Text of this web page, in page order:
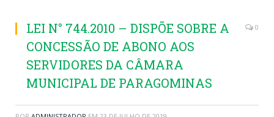
LEI N° 744.2010 – DISPÕE SOBRE A
CONCESSÃO DE ABONO AOS
SERVIDORES DA CÂMARA
MUNICIPAL DE PARAGOMINAS
0